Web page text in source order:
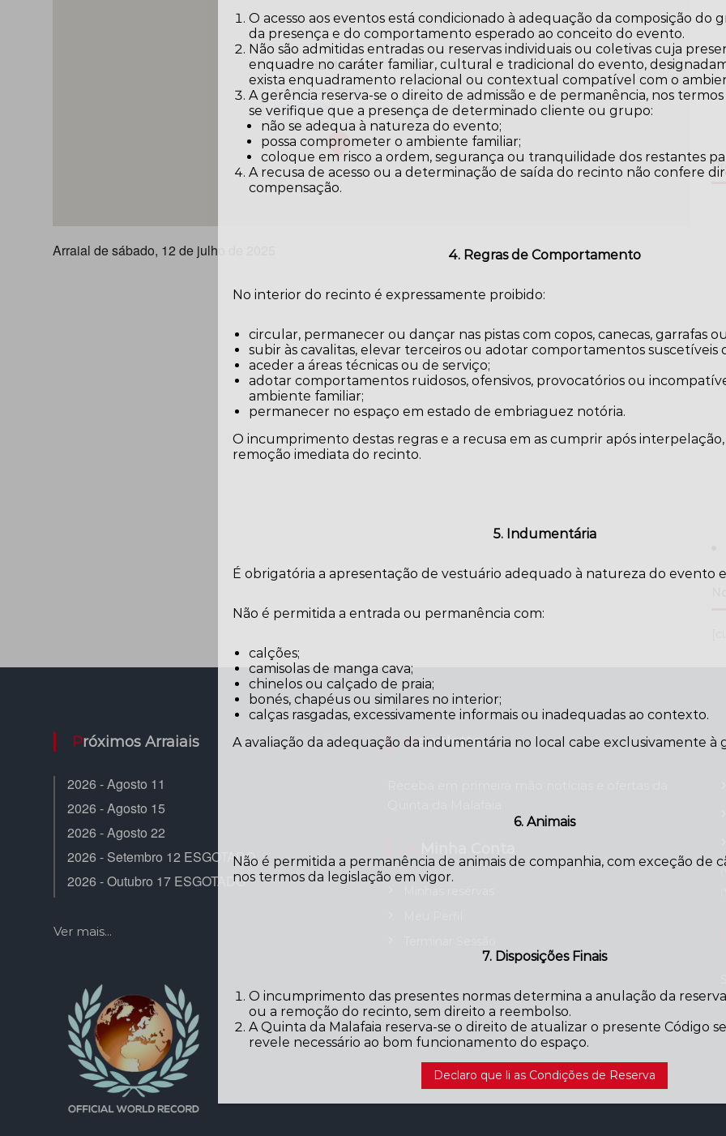
Quinta da Malafaia
Antas - Esposende
View Arraiais
Arraial de sábado, 12 de julho de 2025
Próximos Arraiais
2026 - Agosto 11
2026 - Agosto 15
2026 - Agosto 22
2026 - Setembro 12 ESGOTADO
2026 - Outubro 17 ESGOTADO
Ver mais...
Newsletter
O acesso aos eventos está condicionado à adequação da composição do
da presença e do comportamento esperado ao conceito do evento.
Não são admitidas entradas ou reservas individuais ou coletivas cuja
enquadre no caráter familiar, cultural e tradicional do evento,
exista enquadramento relacional ou contextual compatível com o
A gerência reserva-se o direito de admissão e de permanência, nos
se verifique que a presença de determinado cliente ou grupo:
não se adequa à natureza do evento;
possa comprometer o ambiente familiar;
coloque em risco a ordem, segurança ou tranquilidade dos restantes
A recusa de acesso ou a determinação de saída do recinto não confere
compensação.
4. Regras de Comportamento
No interior do recinto é expressamente proibido:
circular, permanecer ou dançar nas pistas com copos, canecas, garrafas
subir às cavalitas, elevar terceiros ou adotar comportamentos suscetíveis
aceder a áreas técnicas ou de serviço;
adotar comportamentos ruidosos, ofensivos, provocatórios ou
ambiente familiar;
permanecer no espaço em estado de embriaguez notória.
O incumprimento destas regras e a recusa em as cumprir após
remoção imediata do recinto.
5. Indumentária
É obrigatória a apresentação de vestuário adequado à natureza do evento e
Não é permitida a entrada ou permanência com:
calções;
camisolas de manga cava;
chinelos ou calçado de praia;
bonés, chapéus ou similares no interior;
calças rasgadas, excessivamente informais ou inadequadas ao contexto.
A avaliação da adequação da indumentária no local cabe exclusivamente à
6. Animais
Não é permitida a permanência de animais de companhia, com exceção de
nos termos da legislação em vigor.
7. Disposições Finais
O incumprimento das presentes normas determina a anulação da
ou a remoção do recinto, sem direito a reembolso.
A Quinta da Malafaia reserva-se o direito de atualizar o presente Código
revele necessário ao bom funcionamento do espaço.
Declaro que li as Condições de Reserva